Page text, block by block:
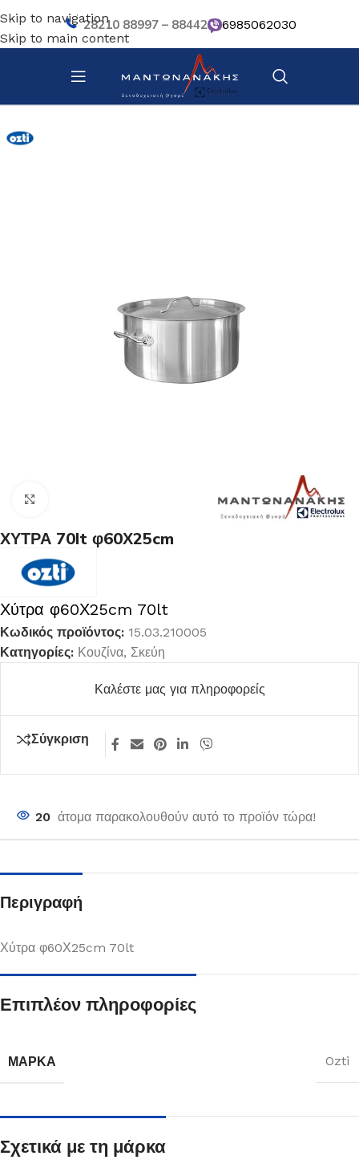
Skip to navigation
Skip to main content
28210 88997 – 88442 6985062030
Αρχική σελίδα/
ΧΥΤΡΑ 70lt φ60Χ25cm
Χύτρα φ60Χ25cm 70lt
Κωδικός προϊόντος: 15.03.210005
Κατηγορίες: Κουζίνα, Σκεύη
Καλέστε μας για πληροφορείς
Σύγκριση
20 άτομα παρακολουθούν αυτό το προϊόν τώρα!
Περιγραφή
Χύτρα φ60Χ25cm 70lt
Επιπλέον πληροφορίες
ΜΆΡΚΑ Ozti
Σχετικά με τη μάρκα